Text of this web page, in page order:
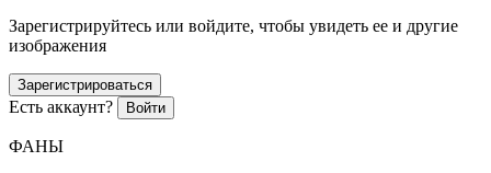
Зарегистрируйтесь или войдите, чтобы увидеть ее и другие
изображения
Зарегистрироваться
Есть аккаунт? Войти
ФАНЫ